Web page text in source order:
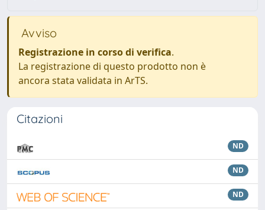
Avviso
Registrazione in corso di verifica.
La registrazione di questo prodotto non è
ancora stata validata in ArTS.
Citazioni
ND
ND
ND